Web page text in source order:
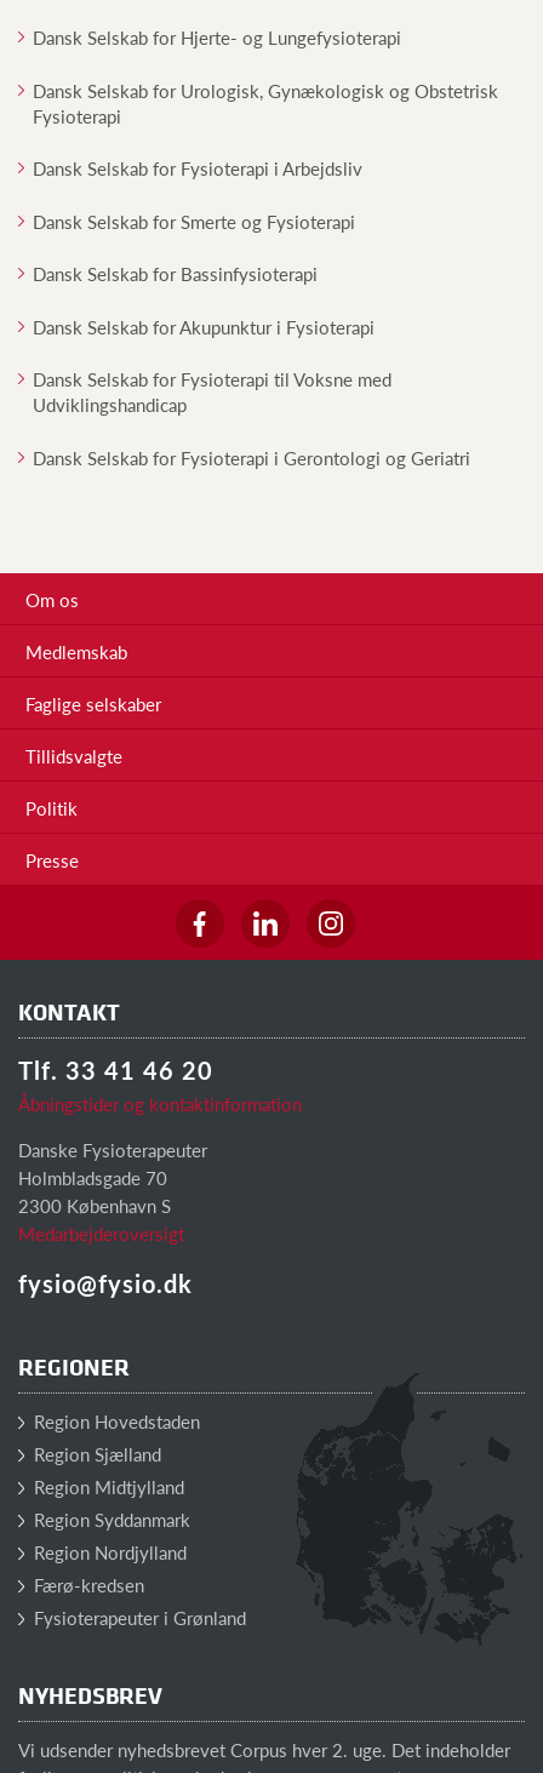
Dansk Selskab for Hjerte- og Lungefysioterapi
Dansk Selskab for Urologisk, Gynækologisk og Obstetrisk
Fysioterapi
Dansk Selskab for Fysioterapi i Arbejdsliv
Dansk Selskab for Smerte og Fysioterapi
Dansk Selskab for Bassinfysioterapi
Dansk Selskab for Akupunktur i Fysioterapi
Dansk Selskab for Fysioterapi til Voksne med
Udviklingshandicap
Dansk Selskab for Fysioterapi i Gerontologi og Geriatri
Om os
Medlemskab
Faglige selskaber
Tillidsvalgte
Politik
Presse
KONTAKT
Tlf. 33 41 46 20
Åbningstider og kontaktinformation
Danske Fysioterapeuter
Holmbladsgade 70
2300 København S
Medarbejderoversigt
fysio@fysio.dk
REGIONER
Region Hovedstaden
Region Sjælland
Region Midtjylland
Region Syddanmark
Region Nordjylland
Færø-kredsen
Fysioterapeuter i Grønland
NYHEDSBREV
Vi udsender nyhedsbrevet Corpus hver 2. uge. Det indeholder